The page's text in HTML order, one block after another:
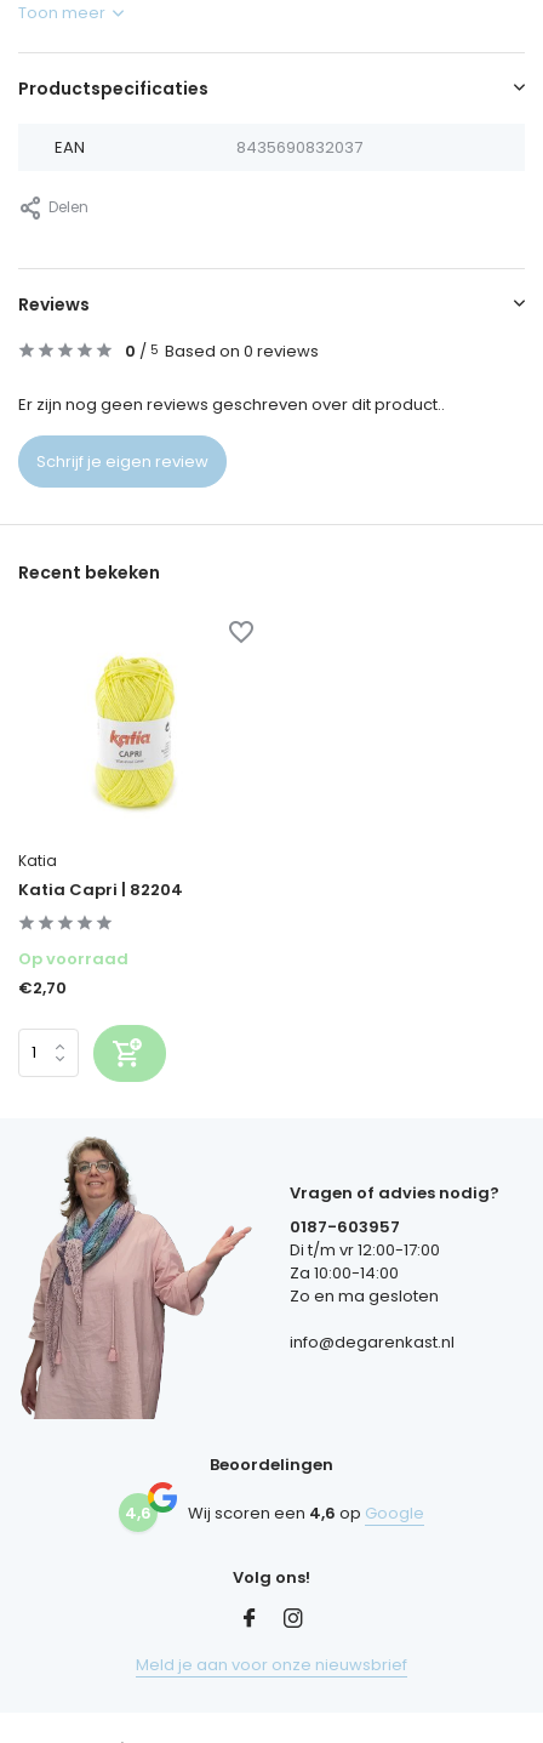
Toon meer
Productspecificaties
EAN 8435690832037
Delen
Reviews
0 / 5 Based on 0 reviews
Er zijn nog geen reviews geschreven over dit product..
Schrijf je eigen review
Recent bekeken
Katia
Katia Capri | 82204
Op voorraad
€2,70
Vragen of advies nodig?
0187-603957
Di t/m vr 12:00-17:00
Za 10:00-14:00
Zo en ma gesloten
info@degarenkast.nl
Beoordelingen
4,6 Wij scoren een 4,6 op Google
Volg ons!
Meld je aan voor onze nieuwsbrief